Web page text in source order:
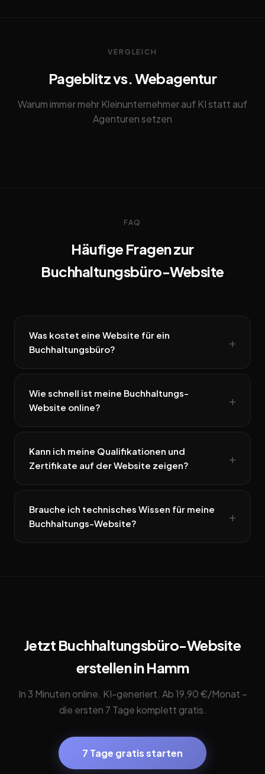
VERGLEICH
Pageblitz vs. Webagentur
Warum immer mehr Kleinunternehmer auf KI statt auf
Agenturen setzen
FAQ
Häufige Fragen zur
Buchhaltungsbüro-Website
Was kostet eine Website für ein
Buchhaltungsbüro?
Wie schnell ist meine Buchhaltungs-
Website online?
Kann ich meine Qualifikationen und
Zertifikate auf der Website zeigen?
Brauche ich technisches Wissen für meine
Buchhaltungs-Website?
Jetzt Buchhaltungsbüro-Website
erstellen in Hamm
In 3 Minuten online. KI-generiert. Ab 19,90 €/Monat –
die ersten 7 Tage komplett gratis.
7 Tage gratis starten